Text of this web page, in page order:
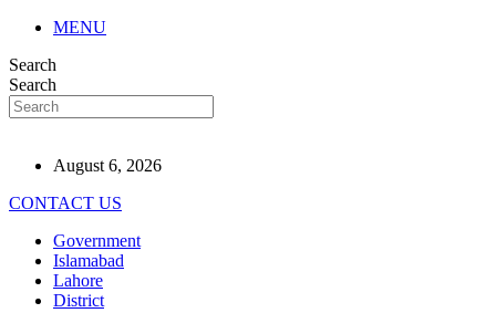
MENU
Search
Search
August 6, 2026
CONTACT US
Government
Islamabad
Lahore
District